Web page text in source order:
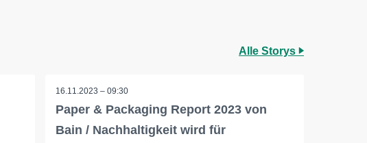
Alle Storys
16.11.2023 – 09:30
Paper & Packaging Report 2023 von
Bain / Nachhaltigkeit wird für